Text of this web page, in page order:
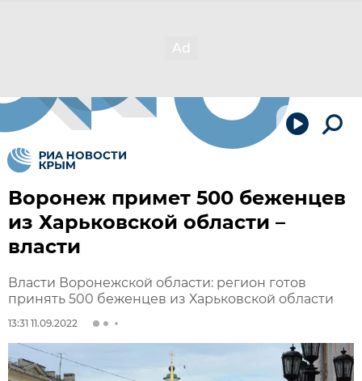
Воронеж примет 500 беженцев
из Харьковской области –
власти
Власти Воронежской области: регион готов
принять 500 беженцев из Харьковской области
13:31 11.09.2022